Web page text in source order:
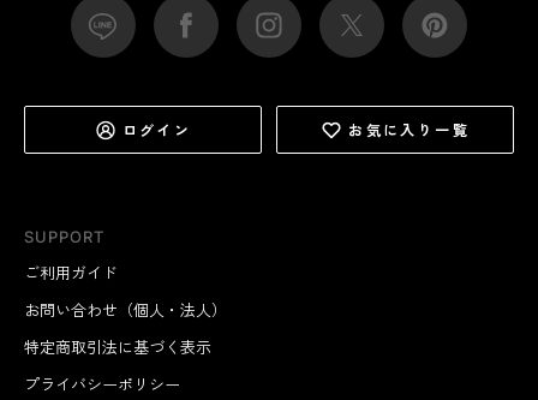
SUPPORT
ご利用ガイド
お問い合わせ（個人・法人）
特定商取引法に基づく表示
プライバシーポリシー
ログイン お気に入り一覧